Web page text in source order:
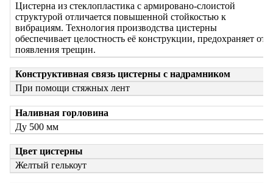
Цистерна из стеклопластика с армировано-слоистой
структурой отличается повышенной стойкостью к
вибрациям. Технология производства цистерны
обеспечивает целостность её конструкции, предохраняет от
появления трещин.
Конструктивная связь цистерны с надрамником
При помощи стяжных лент
Наливная горловина
Ду 500 мм
Цвет цистерны
Желтый гелькоут